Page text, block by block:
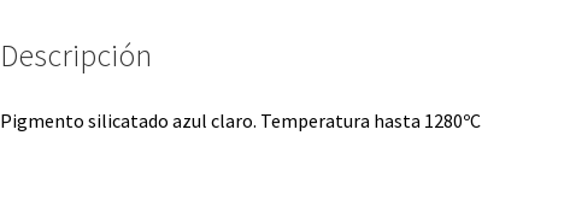
Descripción
Pigmento silicatado azul claro. Temperatura hasta 1280ºC